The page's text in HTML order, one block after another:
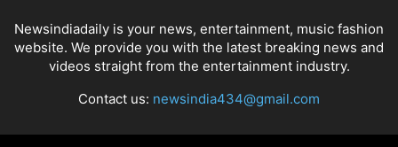
Newsindiadaily is your news, entertainment, music fashion
website. We provide you with the latest breaking news and
videos straight from the entertainment industry.
Contact us: newsindia434@gmail.com